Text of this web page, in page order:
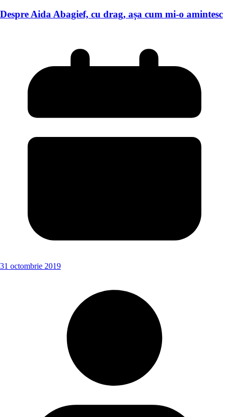
Despre Aida Abagief, cu drag, așa cum mi-o amintesc
31 octombrie 2019